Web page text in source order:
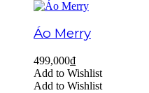
Áo Merry
499,000₫
Add to Wishlist
Add to Wishlist